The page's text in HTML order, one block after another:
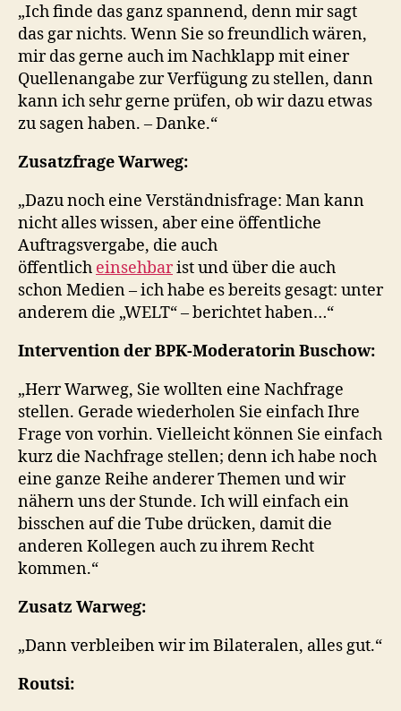
„Ich finde das ganz spannend, denn mir sagt
das gar nichts. Wenn Sie so freundlich wären,
mir das gerne auch im Nachklapp mit einer
Quellenangabe zur Verfügung zu stellen, dann
kann ich sehr gerne prüfen, ob wir dazu etwas
zu sagen haben. – Danke.“
Zusatzfrage Warweg:
„Dazu noch eine Verständnisfrage: Man kann
nicht alles wissen, aber eine öffentliche
Auftragsvergabe, die auch
öffentlich einsehbarist und über die auch
schon Medien – ich habe es bereits gesagt: unter
anderem die „WELT“ – berichtet haben…“
Intervention der BPK-Moderatorin Buschow:
„Herr Warweg, Sie wollten eine Nachfrage
stellen. Gerade wiederholen Sie einfach Ihre
Frage von vorhin. Vielleicht können Sie einfach
kurz die Nachfrage stellen; denn ich habe noch
eine ganze Reihe anderer Themen und wir
nähern uns der Stunde. Ich will einfach ein
bisschen auf die Tube drücken, damit die
anderen Kollegen auch zu ihrem Recht
kommen.“
Zusatz Warweg:
„Dann verbleiben wir im Bilateralen, alles gut.“
Routsi: